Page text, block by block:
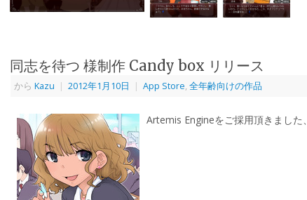
同志を待つ 様制作 Candy box リリース
から Kazu | 2012年1月10日 | App Store, 全年齢向けの作品
Artemis Engineをご採用頂きました、